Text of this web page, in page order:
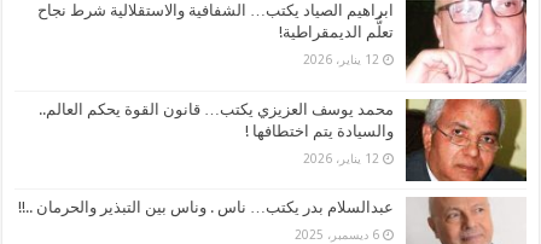
ابراهيم الصياد يكتب… الشفافية والاستقلالية شرط نجاح
تعلُّم الديمقراطية!
12 يناير، 2026
محمد يوسف العزيزي يكتب… قانون القوة يحكم العالم..
والسيادة يتم اختطافها !
12 يناير، 2026
عبدالسلام بدر يكتب… ناس . وناس بين التبذير والحرمان ..!!
6 ديسمبر، 2025